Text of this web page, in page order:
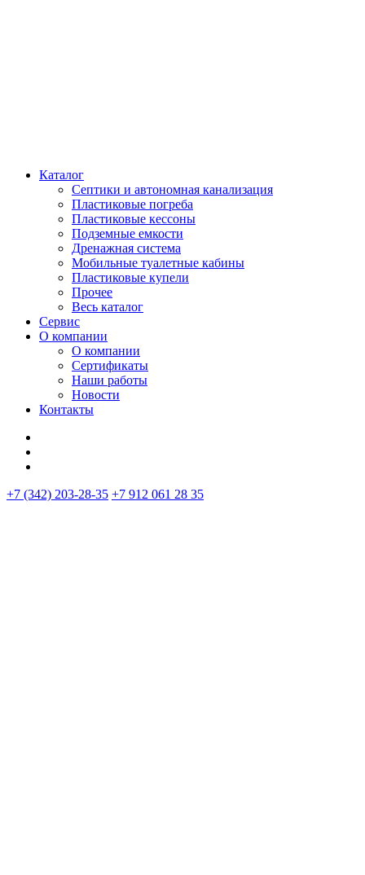
Каталог
Септики и автономная канализация
Пластиковые погреба
Пластиковые кессоны
Подземные емкости
Дренажная система
Мобильные туалетные кабины
Пластиковые купели
Прочее
Весь каталог
Сервис
О компании
О компании
Сертификаты
Наши работы
Новости
Контакты
+7 (342) 203-28-35 +7 912 061 28 35